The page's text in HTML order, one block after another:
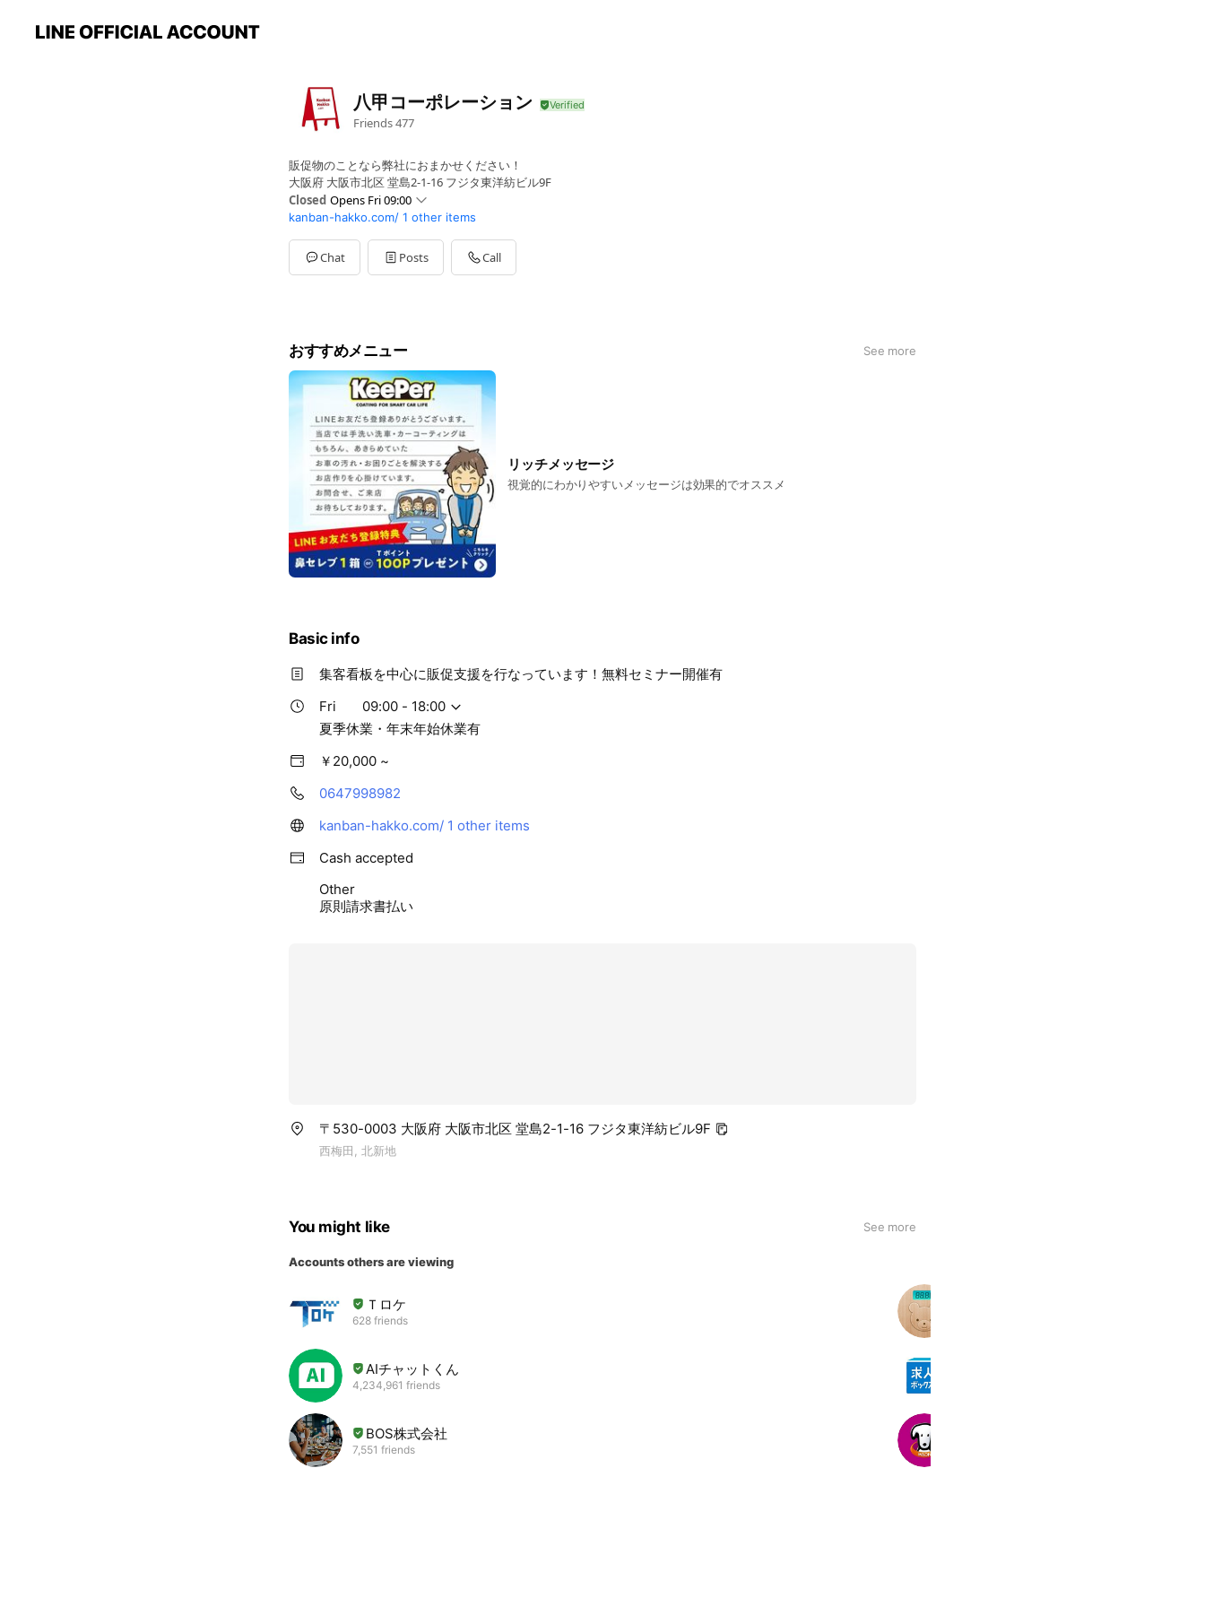
八甲コーポレーション
Friends477
販促物のことなら弊社におまかせください！
大阪府 大阪市北区 堂島2-1-16 フジタ東洋紡ビル9F
Closed Opens Fri 09:00
SunClosed
Mon09:00 - 18:00
Tue09:00 - 18:00
Wed09:00 - 18:00
夏季休業・年末年始休業有
kanban-hakko.com/ 1 other items
Chat Posts Call
おすすめメニュー See more
リッチメッセージ
視覚的にわかりやすいメッセージは効果的でオススメ
Basic info
集客看板を中心に販促支援を行なっています！無料セミナー開催有
Fri
09:00 - 18:00
夏季休業・年末年始休業有
￥20,000 ~
0647998982
kanban-hakko.com/ 1 other items
Cash accepted
Other
原則請求書払い
〒530-0003 大阪府 大阪市北区 堂島2-1-16 フジタ東洋紡ビル9F
西梅田, 北新地
You might like See more
Accounts others are viewing
Ｔロケ
628 friends
AIチャットくん
4,234,961 friends
BOS株式会社
7,551 friends